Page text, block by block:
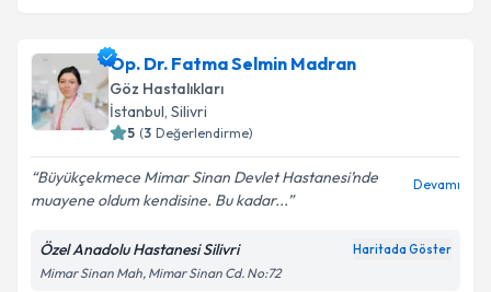
Op. Dr. Fatma Selmin Madran
Göz Hastalıkları
İstanbul, Silivri
5 (3 Değerlendirme)
Büyükçekmece Mimar Sinan Devlet Hastanesi’nde
muayene oldum kendisine. Bu kadar...
Devamı
Özel Anadolu Hastanesi Silivri Haritada Göster
Mimar Sinan Mah, Mimar Sinan Cd. No:72